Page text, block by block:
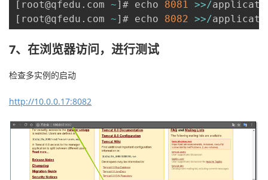
[ root@qfedu . com ~] # echo 8081 >>/
[ root@qfedu . com ~] # echo 8082 >>/
7、在浏览器访问，进行测试
检查多实例的启动
http://10.0.0.17:8082